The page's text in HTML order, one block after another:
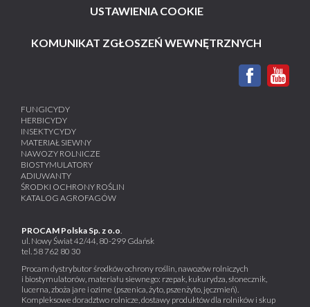
USTAWIENIA COOKIE
KOMUNIKAT ZGŁOSZEŃ WEWNĘTRZNYCH
FUNGICYDY
HERBICYDY
INSEKTYCYDY
MATERIAŁ SIEWNY
NAWOZY ROLNICZE
BIOSTYMULATORY
ADIUWANTY
ŚRODKI OCHRONY ROŚLIN
KATALOG AGROFAGÓW
PROCAM Polska Sp. z o.o
ul. Nowy Świat 42/44, 80-299 Gdańsk
tel. 58 762 80 30
Procam dystrybutor środków ochrony roślin, nawozów rolniczych
i biostymulatorów, materiału siewnego: rzepak, kukurydza, słonecznik,
lucerna, zboża jare i ozime (pszenica, żyto, pszenżyto, jęczmień).
Kompleksowe doradztwo rolnicze, dostawy produktów dla rolników i skup